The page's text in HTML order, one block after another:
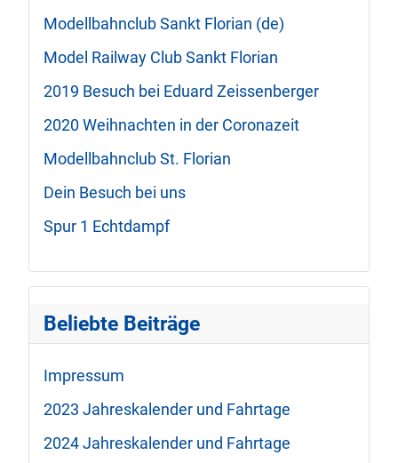
Modellbahnclub Sankt Florian (de)
Model Railway Club Sankt Florian
2019 Besuch bei Eduard Zeissenberger
2020 Weihnachten in der Coronazeit
Modellbahnclub St. Florian
Dein Besuch bei uns
Spur 1 Echtdampf
Beliebte Beiträge
Impressum
2023 Jahreskalender und Fahrtage
2024 Jahreskalender und Fahrtage